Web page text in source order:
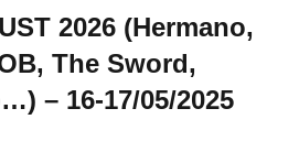
2026 (Hermano,
The Sword,
– 16-17/05/2025